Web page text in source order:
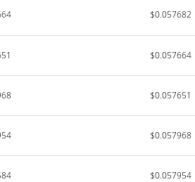
$0.057682
$0.057664
$0.057651
$0.057968
$0.057954